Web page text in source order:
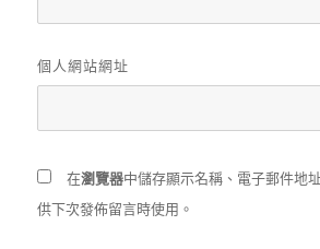
個人網站網址
在瀏覽器中儲存顯示名稱、電子郵件地
供下次發佈留言時使用。